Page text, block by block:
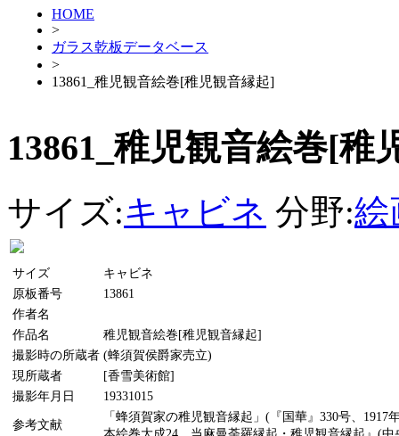
HOME
>
ガラス乾板データベース
>
13861_稚児観音絵巻[稚児観音縁起]
13861_稚児観音絵巻[稚
サイズ:キャビネ 分野:絵
サイズ
キャビネ
原板番号
13861
作者名
作品名
稚児観音絵巻[稚児観音縁起]
撮影時の所蔵者 (蜂須賀侯爵家売立)
現所蔵者
[香雪美術館]
撮影年月日
19331015
参考文献
「蜂須賀家の稚児観音縁起」(『国華』330号、